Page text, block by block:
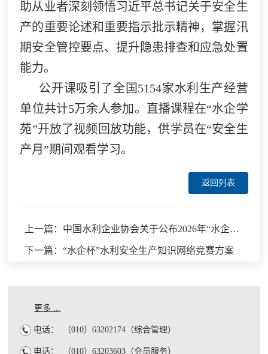
助从业者深刻领悟习近平总书记关于安全生
产的重要论述和重要指示批示精神，掌握汛
期安全管控要点、提升隐患排查和应急处置
能力。
公开课吸引了全国5154家水利生产经营
单位共计5万余人参加。直播课程在“水企学
苑”开放了视频回放功能，供学员在“安全生
产月”期间观看学习。
返回列表
上一篇：中国水利企业协会关于公布2026年“水企杯”水利安全生产知识网络竞赛优胜奖名单的通知
下一篇：“水企杯”水利安全生产知识网络竞赛方案
更多 ...
电话： （010）63202174（综合管理）
电话： （010）63203603（会员服务）